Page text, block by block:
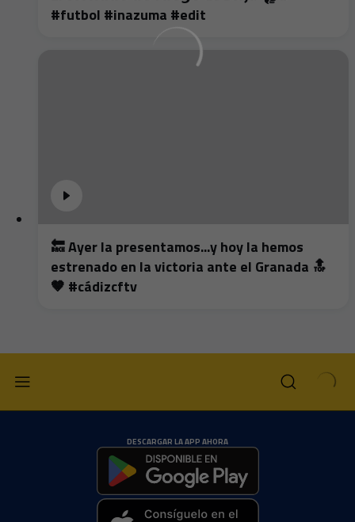
#futbol #inazuma #edit
🔙 Ayer la presentamos...y hoy la hemos
estrenado en la victoria ante el Granada 🔝
🤎 #cádizcftv
DESCARGAR LA APP AHORA